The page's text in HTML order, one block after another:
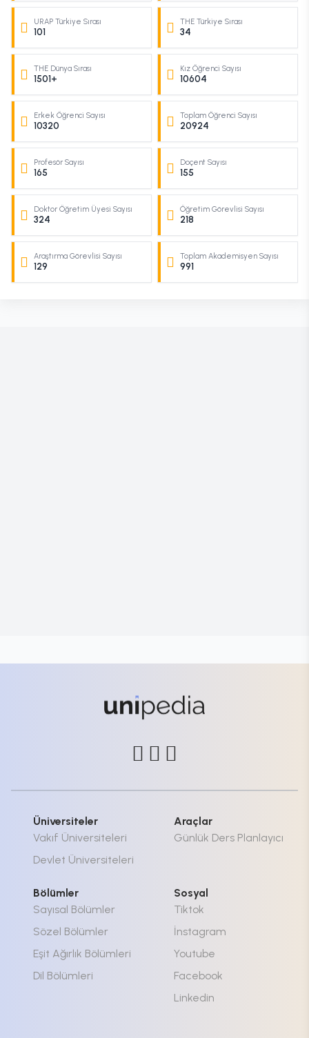
URAP Türkiye Sırası
101
THE Türkiye Sırası
34
THE Dünya Sırası
1501+
Kız Öğrenci Sayısı
10604
Erkek Öğrenci Sayısı
10320
Toplam Öğrenci Sayısı
20924
Profesör Sayısı
165
Doçent Sayısı
155
Doktor Öğretim Üyesi Sayısı
324
Öğretim Görevlisi Sayısı
218
Araştırma Görevlisi Sayısı
129
Toplam Akademisyen Sayısı
991
Üniversiteler
Vakıf Üniversiteleri
Devlet Üniversiteleri
Araçlar
Günlük Ders Planlayıcı
Bölümler
Sayısal Bölümler
Sözel Bölümler
Eşit Ağırlık Bölümleri
Dil Bölümleri
Sosyal
Tiktok
İnstagram
Youtube
Facebook
Linkedin